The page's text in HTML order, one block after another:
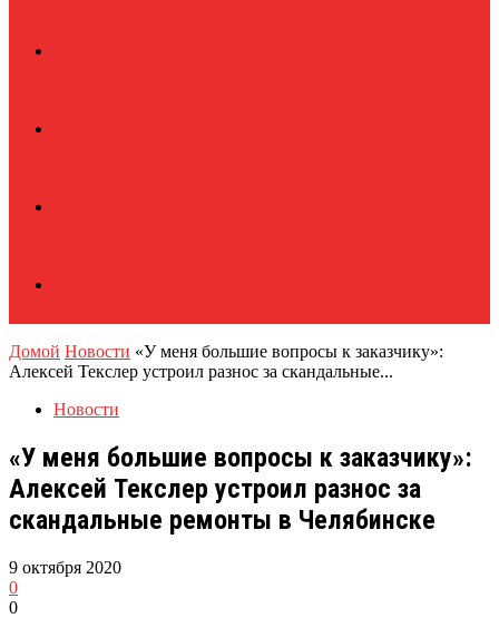
Домой Новости «У меня большие вопросы к заказчику»:
Алексей Текслер устроил разнос за скандальные...
Новости
«У меня большие вопросы к заказчику»:
Алексей Текслер устроил разнос за
скандальные ремонты в Челябинске
9 октября 2020
0
0